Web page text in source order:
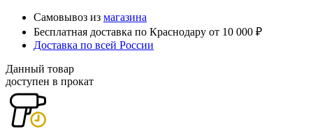
Самовывоз из магазина
Бесплатная доставка по Краснодару от 10 000 ₽
Доставка по всей России
Данный товар
доступен в прокат